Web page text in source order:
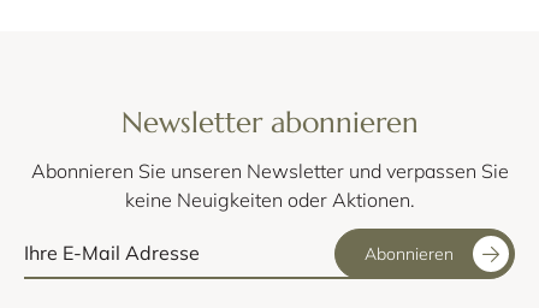
Newsletter abonnieren
Abonnieren Sie unseren Newsletter und verpassen Sie
keine Neuigkeiten oder Aktionen.
Abonnieren